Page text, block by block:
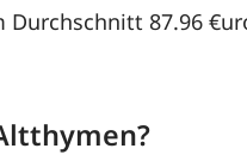
87.96